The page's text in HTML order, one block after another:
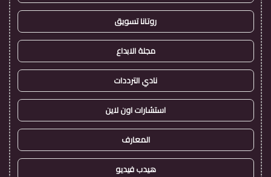
روتانا تسويق
مجلة الابداع
نادي الترددات
استشارات اون لاين
المعارف
هيدب فيديو